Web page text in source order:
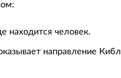
находится человек.
направление